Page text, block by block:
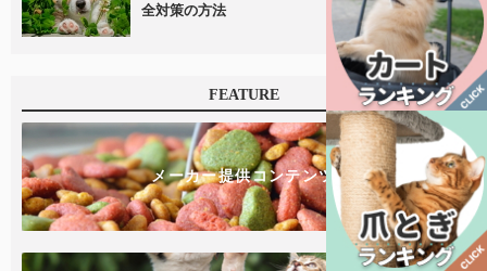
全対策の方法
FEATURE
メーカー提供コンテンツ